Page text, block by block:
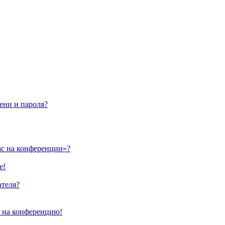
и пароля?
на конференции»?
на конференцию!